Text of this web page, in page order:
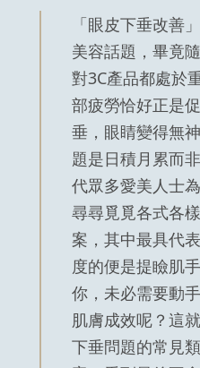
「眼皮下垂改善
美容話題，畢竟
對3C產品都處於
部疲勞恰好正是
垂，眼睛變得無
題是日積月累而
代眾多愛美人士
尋尋覓覓各式各
案，其中最具代
度的便是提瞼肌
你，未必需要動
肌膚成效呢？這
下垂問題的常見